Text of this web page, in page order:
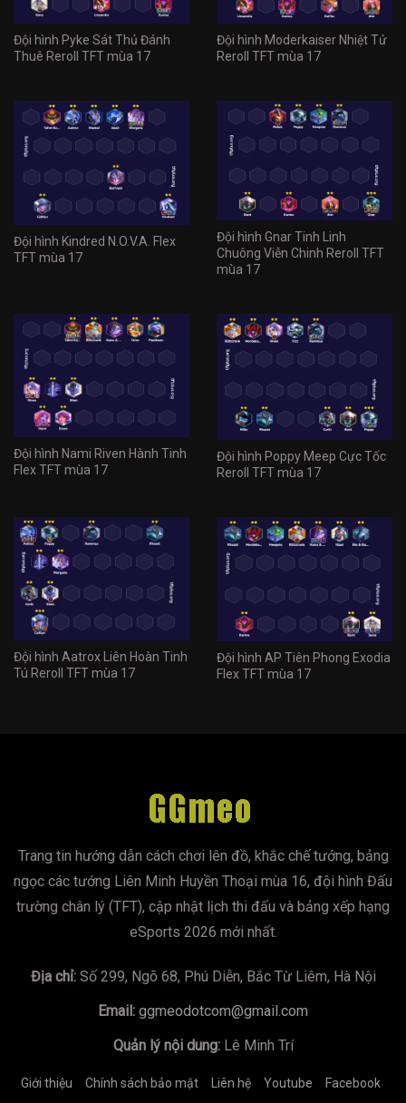
Đội hình Pyke Sát Thủ Đánh
Thuê Reroll TFT mùa 17
Đội hình Moderkaiser Nhiệt Tử
Reroll TFT mùa 17
Đội hình Kindred N.O.V.A. Flex
TFT mùa 17
Đội hình Gnar Tinh Linh
Chuông Viễn Chinh Reroll TFT
mùa 17
Đội hình Nami Riven Hành Tinh
Flex TFT mùa 17
Đội hình Poppy Meep Cực Tốc
Reroll TFT mùa 17
Đội hình Aatrox Liên Hoàn Tinh
Tú Reroll TFT mùa 17
Đội hình AP Tiên Phong Exodia
Flex TFT mùa 17
Trang tin hướng dẫn cách chơi lên đồ, khắc chế tướng, bảng
ngọc các tướng Liên Minh Huyền Thoại mùa 16, đội hình Đấu
trường chân lý (TFT), cập nhật lịch thi đấu và bảng xếp hạng
eSports 2026 mới nhất.
Địa chỉ:Số 299, Ngõ 68, Phú Diễn, Bắc Từ Liêm, Hà Nội
Email: ggmeodotcom@gmail.com
Quản lý nội dung:Lê Minh Trí
Giới thiệu Chính sách bảo mật Liên hệ Youtube Facebook